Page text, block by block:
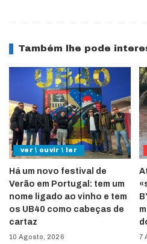
Também lhe pode
ver \ ouvir \ ler
Há um novo festival de
Verão em Portugal: tem um
nome ligado ao vinho e tem
os UB40 como cabeças de
cartaz
10 Agosto, 2026 7